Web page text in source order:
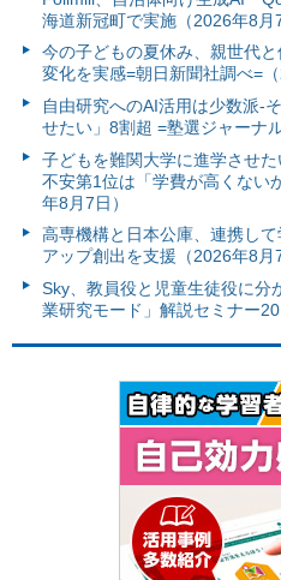
海道新冠町で実施（2026年8月7
今の子どもの夏休み、親世代
変化を実感=朝日新聞社調べ=（
自由研究へのAI活用は少数派-
せたい」8割超 =塾選ジャーナ
子どもを難関大学に進学させ
不安第1位は「学費が高くない
年8月7日）
高専機構と日本公庫、連携し
アップ創出を支援（2026年8月7
Sky、教員役と児童生徒役に分
業研究モード」解説セミナー